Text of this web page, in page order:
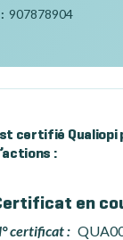
907878904
certifié Qualiopi
:
en
certificat :